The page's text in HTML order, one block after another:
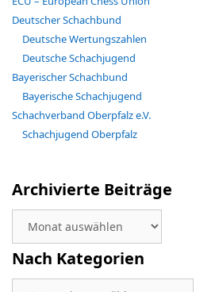
Deutscher Schachbund
Deutsche Wertungszahlen
Deutsche Schachjugend
Bayerischer Schachbund
Bayerische Schachjugend
Schachverband Oberpfalz e.V.
Schachjugend Oberpfalz
Archivierte Beiträge
Beiträge
Nach Kategorien